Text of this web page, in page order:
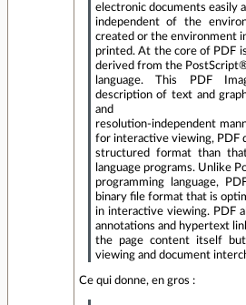
electronic documents easily
independent of the
created or the environment
printed. At the core of PDF
derived from the
language. This PDF
description of text and
and
resolution-independent
for interactive viewing, PDF
structured format than
language programs. Unlike
programming language,
binary file format that is
in interactive viewing. PDF
annotations and hypertext
the page content itself
viewing and document
Ce qui donne, en gros :